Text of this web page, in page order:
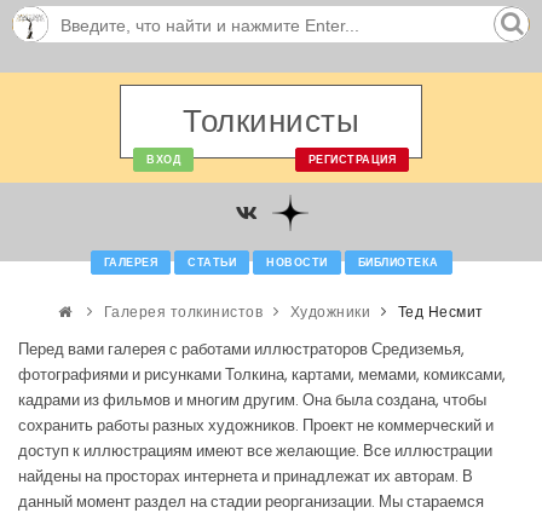
Толкинисты
ВХОД РЕГИСТРАЦИЯ
ГАЛЕРЕЯ СТАТЬИ НОВОСТИ БИБЛИОТЕКА
Галерея толкинистов Художники Тед Несмит
Перед вами галерея с работами иллюстраторов Средиземья,
фотографиями и рисунками Толкина, картами, мемами, комиксами,
кадрами из фильмов и многим другим. Она была создана, чтобы
сохранить работы разных художников. Проект не коммерческий и
доступ к иллюстрациям имеют все желающие. Все иллюстрации
найдены на просторах интернета и принадлежат их авторам. В
данный момент раздел на стадии реорганизации. Мы стараемся